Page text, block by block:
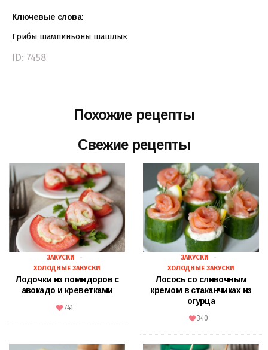
Ключевые слова:
Грибы шампиньоны шашлык
ID: 7458
Похожие рецепты
Свежие рецепты
ЗАКУСКИ
ХОЛОДНЫЕ ЗАКУСКИ
Лодочки из помидоров с
авокадо и креветками
741
ЗАКУСКИ
ХОЛОДНЫЕ ЗАКУСКИ
Лосось со сливочным
кремом в стаканчиках из
огурца
340